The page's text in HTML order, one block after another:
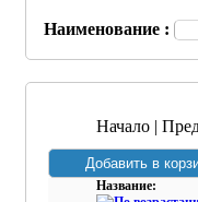
Наименование :
Начало |
Название: